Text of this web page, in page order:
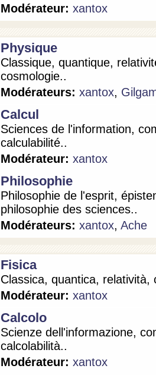
Modérateur: xantox
Physique
Classique, quantique,
cosmologie..
Modérateurs: xantox,
Calcul
Sciences de l'information,
calculabilité..
Modérateur: xantox
Philosophie
Philosophie de l'esprit,
philosophie des sciences..
Modérateurs: xantox, Ache
Fisica
Classica, quantica, relatività,
Modérateur: xantox
Calcolo
Scienze dell'informazione,
calcolabilità..
Modérateur: xantox